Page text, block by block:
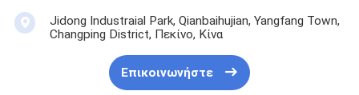
Jidong Industraial Park, Qianbaihujian, Yangfang Town,
Changping District, Πεκίνο, Κίνα
Επικοινωνήστε